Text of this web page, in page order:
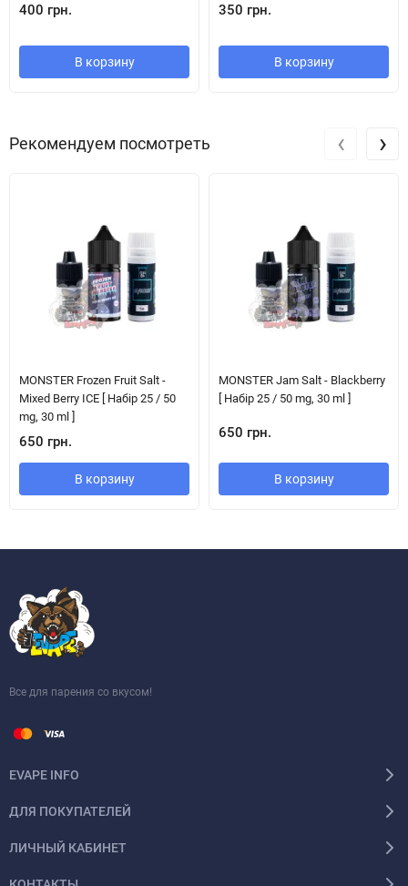
400 грн.
В корзину
350 грн.
В корзину
Рекомендуем посмотреть
MONSTER Frozen Fruit Salt -
Mixed Berry ICE [ Набір 25 / 50
mg, 30 ml ]
650 грн.
В корзину
MONSTER Jam Salt - Blackberry
[ Набір 25 / 50 mg, 30 ml ]
650 грн.
В корзину
‹ ›
Все для парения со вкусом!
EVAPE INFO
ДЛЯ ПОКУПАТЕЛЕЙ
ЛИЧНЫЙ КАБИНЕТ